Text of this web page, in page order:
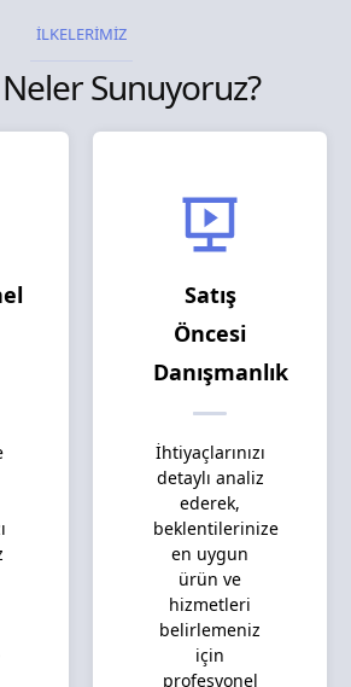
İLKELERİMİZ
Sunuyoruz?
Satış
Öncesi
Danışmanlık
İhtiyaçlarınızı
detaylı analiz
ederek,
beklentilerinize
en uygun
ürün ve
hizmetleri
belirlemeniz
için
profesyonel